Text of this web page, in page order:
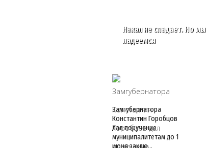
Накал не спадает. Но мы
надеемся
Замгубернатора
Константин Горобцов
дал поручение
муниципалитетам до 1
июня заклю…